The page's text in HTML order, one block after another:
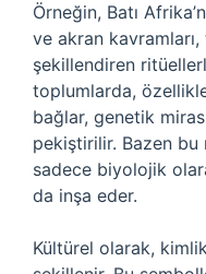
Örneğin, Batı
ve akran kavramları,
şekillendiren
toplumlarda,
bağlar, genetik
pekiştirilir. Bazen
sadece biyolojik
da inşa eder.
Kültürel olarak,